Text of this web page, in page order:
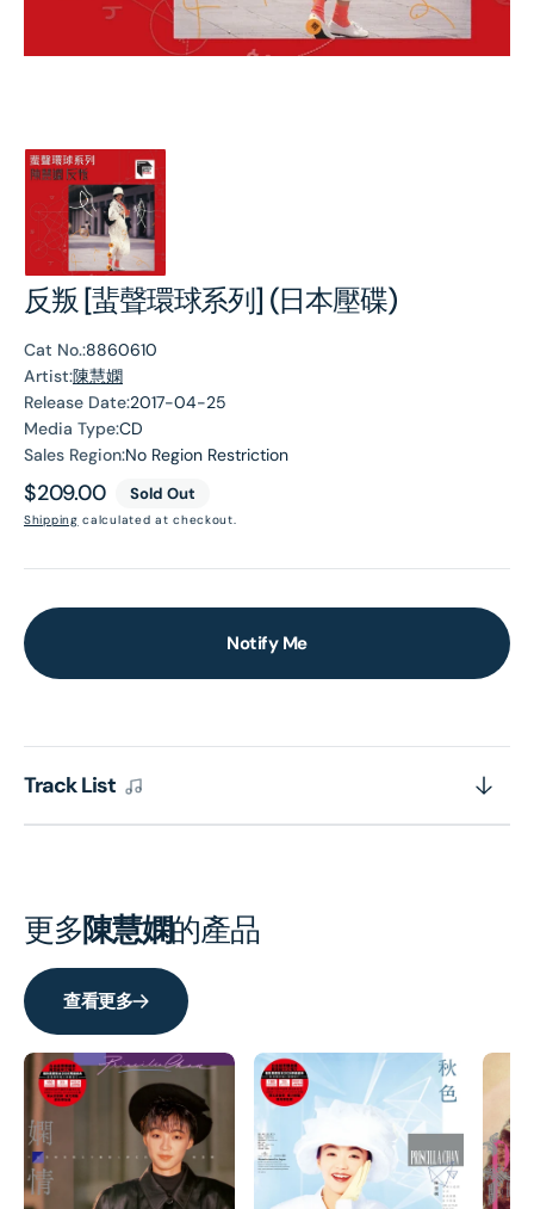
反叛 [蜚聲環球系列] (日本壓碟)
Cat No.:8860610
Artist:陳慧嫻
Release Date:2017-04-25
Media Type:CD
Sales Region:No Region Restriction
Regular
price
$209.00 Sold Out
Shipping calculated at checkout.
Notify Me
Track List
更多陳慧嫻的產品
查看更多